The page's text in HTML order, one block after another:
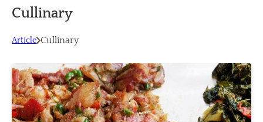
Cullinary
Article Cullinary